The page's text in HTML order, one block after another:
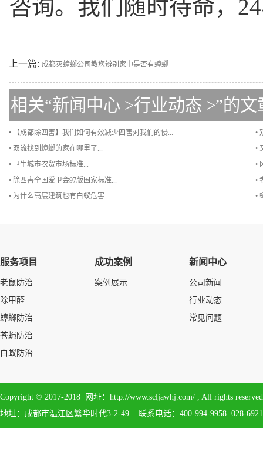
咨询。我们随时待命，
上一篇: 成都灭蟑螂公司教您辨别家中是否有蟑螂
相关“新闻中心 >行业动态 >”的文
• 【成都除四害】我们如何有效减少四害对我们的侵...
•
• 双流找到蟑螂的家在哪里了...
•
• 卫生城市农贸市场标准...
•
• 除四害全国爱卫会97版国家标准...
•
• 为什么高层建筑也有白蚁危害...
•
服务项目
老鼠防治
除甲醛
蟑螂防治
苍蝇防治
白蚁防治
成功案例
案例展示
新闻中心
公司新闻
行业动态
常见问题
Copyright © 2017-2018 网址：http://www.scljawhj.com/ , All rights
地址：成都市温江区繁华时代3-2-49 联系电话：400-994-9958 028-